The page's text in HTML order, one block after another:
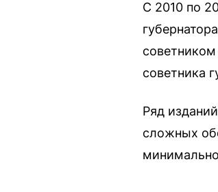
С 2010 по
советника
Ряд
сложных